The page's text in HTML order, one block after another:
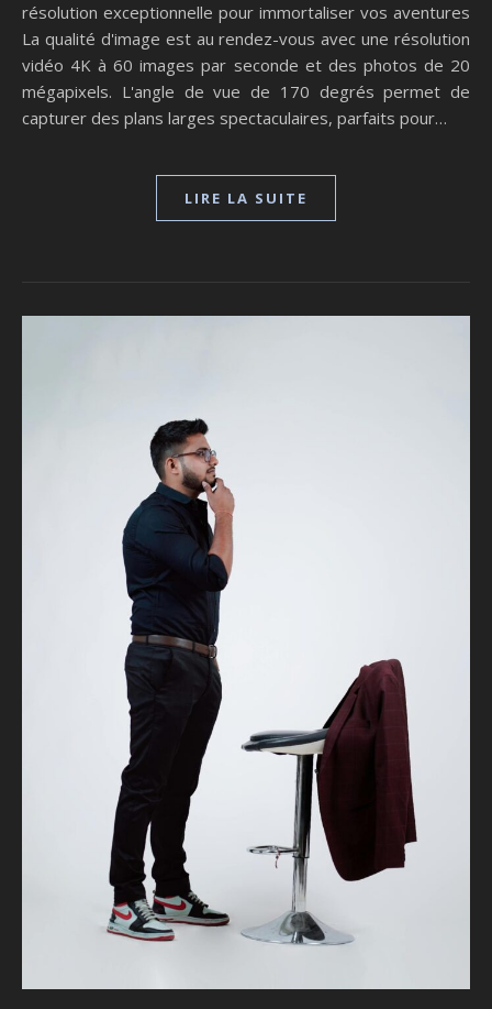
résolution exceptionnelle pour immortaliser vos aventures
La qualité d'image est au rendez-vous avec une résolution
vidéo 4K à 60 images par seconde et des photos de 20
mégapixels. L'angle de vue de 170 degrés permet de
capturer des plans larges spectaculaires, parfaits pour…
LIRE LA SUITE